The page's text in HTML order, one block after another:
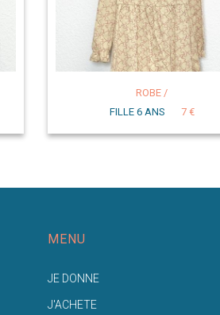
ROBE /
FILLE 6 ANS
7 €
MENU
JE DONNE
J'ACHETE